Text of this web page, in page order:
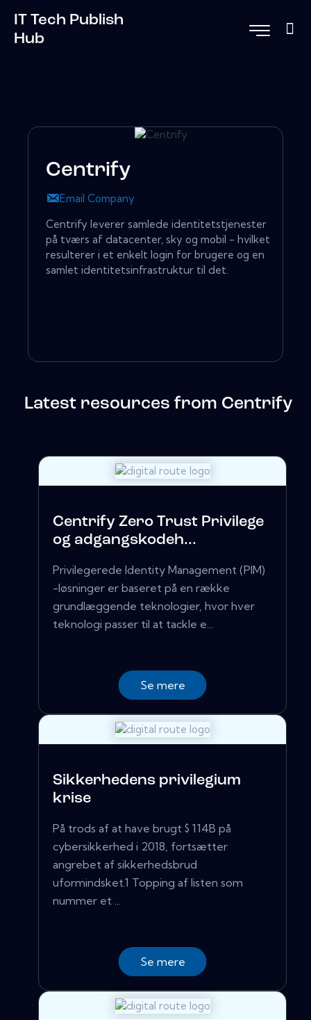
IT Tech Publish
Hub
Centrify
Email Company
Centrify leverer samlede identitetstjenester
på tværs af datacenter, sky og mobil - hvilket
resulterer i et enkelt login for brugere og en
samlet identitetsinfrastruktur til det.
Latest resources from Centrify
Centrify Zero Trust Privilege
og adgangskodeh...
Privilegerede Identity Management (PIM)
-løsninger er baseret på en række
grundlæggende teknologier, hvor hver
teknologi passer til at tackle e...
Se mere
Sikkerhedens privilegium
krise
På trods af at have brugt $ 114B på
cybersikkerhed i 2018, fortsætter
angrebet af sikkerhedsbrud
uformindsket.1 Topping af listen som
nummer et ...
Se mere